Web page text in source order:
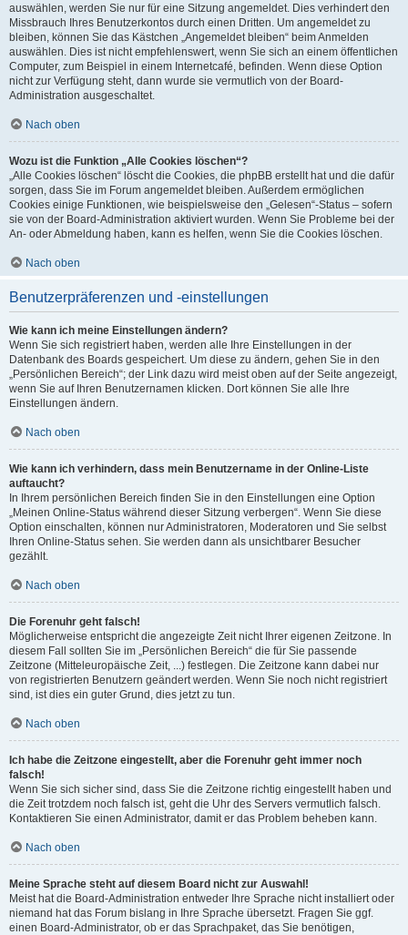
auswählen, werden Sie nur für eine Sitzung angemeldet. Dies verhindert den
Missbrauch Ihres Benutzerkontos durch einen Dritten. Um angemeldet zu
bleiben, können Sie das Kästchen „Angemeldet bleiben“ beim Anmelden
auswählen. Dies ist nicht empfehlenswert, wenn Sie sich an einem öffentlichen
Computer, zum Beispiel in einem Internetcafé, befinden. Wenn diese Option
nicht zur Verfügung steht, dann wurde sie vermutlich von der Board-
Administration ausgeschaltet.
Nach oben
Wozu ist die Funktion „Alle Cookies löschen“?
„Alle Cookies löschen“ löscht die Cookies, die phpBB erstellt hat und die dafür
sorgen, dass Sie im Forum angemeldet bleiben. Außerdem ermöglichen
Cookies einige Funktionen, wie beispielsweise den „Gelesen“-Status – sofern
sie von der Board-Administration aktiviert wurden. Wenn Sie Probleme bei der
An- oder Abmeldung haben, kann es helfen, wenn Sie die Cookies löschen.
Nach oben
Benutzerpräferenzen und -einstellungen
Wie kann ich meine Einstellungen ändern?
Wenn Sie sich registriert haben, werden alle Ihre Einstellungen in der
Datenbank des Boards gespeichert. Um diese zu ändern, gehen Sie in den
„Persönlichen Bereich“; der Link dazu wird meist oben auf der Seite angezeigt,
wenn Sie auf Ihren Benutzernamen klicken. Dort können Sie alle Ihre
Einstellungen ändern.
Nach oben
Wie kann ich verhindern, dass mein Benutzername in der Online-Liste
auftaucht?
In Ihrem persönlichen Bereich finden Sie in den Einstellungen eine Option
„Meinen Online-Status während dieser Sitzung verbergen“. Wenn Sie diese
Option einschalten, können nur Administratoren, Moderatoren und Sie selbst
Ihren Online-Status sehen. Sie werden dann als unsichtbarer Besucher
gezählt.
Nach oben
Die Forenuhr geht falsch!
Möglicherweise entspricht die angezeigte Zeit nicht Ihrer eigenen Zeitzone. In
diesem Fall sollten Sie im „Persönlichen Bereich“ die für Sie passende
Zeitzone (Mitteleuropäische Zeit, ...) festlegen. Die Zeitzone kann dabei nur
von registrierten Benutzern geändert werden. Wenn Sie noch nicht registriert
sind, ist dies ein guter Grund, dies jetzt zu tun.
Nach oben
Ich habe die Zeitzone eingestellt, aber die Forenuhr geht immer noch
falsch!
Wenn Sie sich sicher sind, dass Sie die Zeitzone richtig eingestellt haben und
die Zeit trotzdem noch falsch ist, geht die Uhr des Servers vermutlich falsch.
Kontaktieren Sie einen Administrator, damit er das Problem beheben kann.
Nach oben
Meine Sprache steht auf diesem Board nicht zur Auswahl!
Meist hat die Board-Administration entweder Ihre Sprache nicht installiert oder
niemand hat das Forum bislang in Ihre Sprache übersetzt. Fragen Sie ggf.
einen Board-Administrator, ob er das Sprachpaket, das Sie benötigen,